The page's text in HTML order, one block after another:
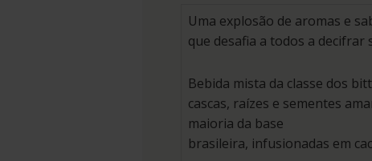
Uma explosão de aromas e
que desafia a todos a decifrar
Bebida mista da classe dos
cascas, raízes e sementes
maioria da base
brasileira, infusionadas em